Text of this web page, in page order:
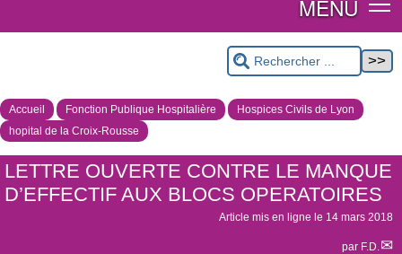
MENU
Accueil Fonction Publique Hospitalière
Hospices Civils de Lyon
hopital de la Croix-Rousse
LETTRE OUVERTE CONTRE LE MANQUE
D’EFFECTIF AUX BLOCS OPERATOIRES
Article mis en ligne le 14 mars 2018
par F.D.